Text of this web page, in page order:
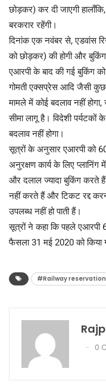
छोड़कर) कर दी जाएगी
बरकरार रहेंगी।
दिनांक एक नवंबर से, एडवांस
को छोड़कर) की होगी और
एआरपी के बाद की गई बुकिंग
गोमती एक्सप्रेस आदि जैसी
मामले में कोई बदलाव नहीं
सीमा लागू है। विदेशी पर्यटकों
बदलाव नहीं होगा।
सूत्रों के अनुसार एआरपी को
अनुरक्षण कार्य के लिए
और दलाल ज्यादा बुकिंग करते
नहीं करते हैं और टिकट रद्द
उपलब्ध नहीं हो पाती हैं।
सूत्रों ने कहा कि पहले एआरपी
फैसला 31 मई 2020 को किया
#Railway
0